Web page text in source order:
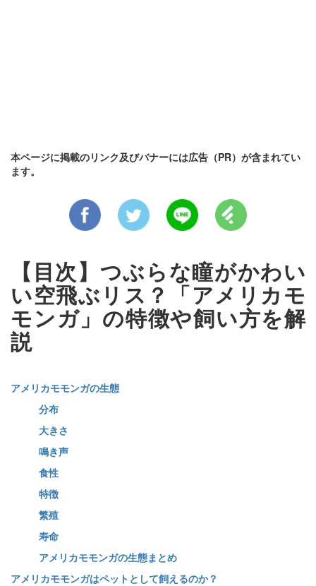
本ページに掲載のリンク及びバナーには広告（PR）が含まれてい
ます。
【目次】つぶらな瞳がかわい
い空飛ぶリス？「アメリカモ
モンガ」の特徴や飼い方を解
説
アメリカモモンガの生態
分布
大きさ
鳴き声
食性
特徴
繁殖
寿命
アメリカモモンガの生態まとめ
アメリカモモンガはペットとして飼えるのか？